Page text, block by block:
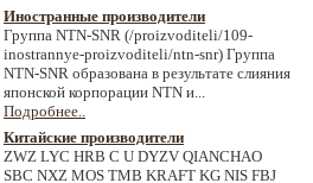
Иностранные производители
Группа NTN-SNR (/proizvoditeli/109-
inostrannye-proizvoditeli/ntn-snr) Группа
NTN-SNR образована в результате слияния
японской корпорации NTN и...
Подробнее..
Китайские производители
ZWZ LYC HRB C U DYZV QIANCHAO
SBC NXZ MOS TMB KRAFT KG NIS FBJ